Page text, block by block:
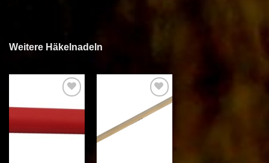
Weitere Häkelnadeln
Auf die
Wunschliste